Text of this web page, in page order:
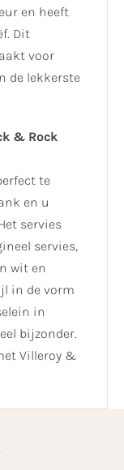
en heeft
Dit
voor
de lekkerste
& Rock
te
en u
servies
servies,
wit en
in de vorm
in
bijzonder.
Villeroy &